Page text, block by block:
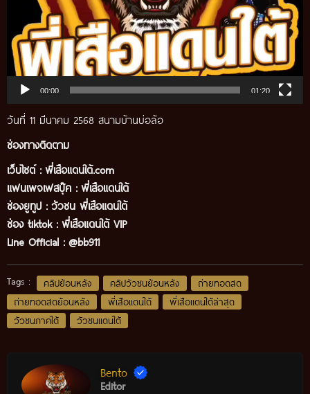
00:00 01:20
วันที่ 11 มีนาคม 2568 สนามบ้านบ่อล้อ
ช่องทางติดตาม
เว็บไซต์ : พี่เสือแดนใต้.com
แฟนเพจเฟสบุ๊ค : พี่เสือแดนใต้
ช่องยูทูป : วัวชน พี่เสือแดนใต้
ช่อง tiktok : พี่เสือแดนใต้ VIP
Line Official : @bb911
Tags : คลิปย้อนหลัง คลิปวัวชนย้อนหลัง
ถ่ายทอดสด
ถ่ายทอดสดย้อนหลัง
พี่เสือแดนใต้
พี่เสือแดนใต้ล่าสุด
วัวชนภาคใต้
วัวชนแดนใต้
Bento
Editor